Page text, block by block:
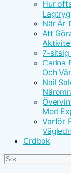
Hur
När Är
Att
7-sitsig
Carina
Och
Nail
Med
Varför
Ordbok
Sök